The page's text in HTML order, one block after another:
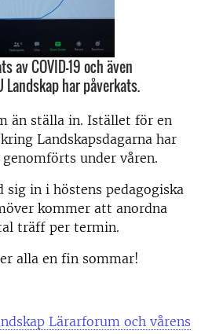
av COVID-19 och även
har påverkats.
än ställa in. Istället för en
Landskapsdagarna har
under våren.
sig in i höstens pedagogiska
kommer att anordna
träff per termin.
alla en fin sommar!
Lärarforum och vårens